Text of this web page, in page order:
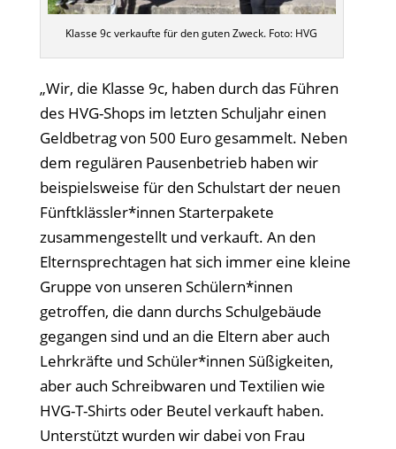
Klasse 9c verkaufte für den guten Zweck. Foto: HVG
„Wir, die Klasse 9c, haben durch das Führen
des HVG-Shops im letzten Schuljahr einen
Geldbetrag von 500 Euro gesammelt. Neben
dem regulären Pausenbetrieb haben wir
beispielsweise für den Schulstart der neuen
Fünftklässler*innen Starterpakete
zusammengestellt und verkauft. An den
Elternsprechtagen hat sich immer eine kleine
Gruppe von unseren Schülern*innen
getroffen, die dann durchs Schulgebäude
gegangen sind und an die Eltern aber auch
Lehrkräfte und Schüler*innen Süßigkeiten,
aber auch Schreibwaren und Textilien wie
HVG-T-Shirts oder Beutel verkauft haben.
Unterstützt wurden wir dabei von Frau